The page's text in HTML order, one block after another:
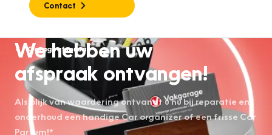
Contact
Garageafspraak
We hebben uw
afspraak ontvangen!
Als blijk van waardering ontvangt u nu bij reparatie en
onderhoud een handige Car organizer of een frisse Car
Parfum!*